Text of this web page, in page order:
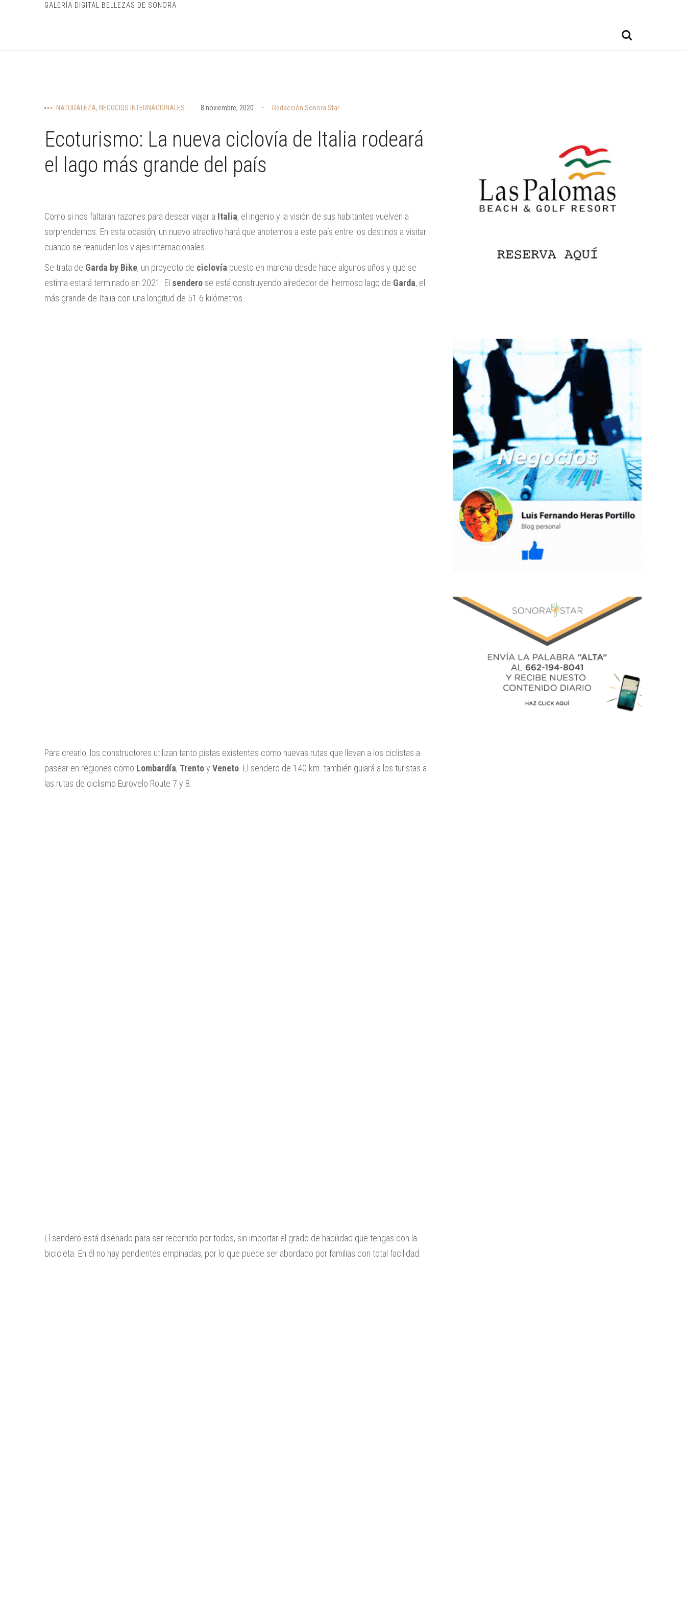
GALERÍA DIGITAL BELLEZAS DE SONORA
NATURALEZA, NEGOCIOS INTERNACIONALES 8 noviembre, 2020 Redacción Sonora Star
Ecoturismo: La nueva ciclovía de Italia rodeará
el lago más grande del país
Como si nos faltaran razones para desear viajar a Italia, el ingenio y la visión de sus habitantes vuelven a
sorprendernos. En esta ocasión, un nuevo atractivo hará que anotemos a este país entre los destinos a visitar
cuando se reanuden los viajes internacionales.
Se trata de Garda by Bike, un proyecto de ciclovía puesto en marcha desde hace algunos años y que se
estima estará terminado en 2021. El sendero se está construyendo alrededor del hermoso lago de Garda, el
más grande de Italia con una longitud de 51.6 kilómetros.
Para crearlo, los constructores utilizan tanto pistas existentes como nuevas rutas que llevan a los ciclistas a
pasear en regiones como Lombardía, Trentoy Veneto . El sendero de 140 km. también guiará a los turistas a
las rutas de ciclismo Eurovelo Route 7 y 8.
El sendero está diseñado para ser recorrido por todos, sin importar el grado de habilidad que tengas con la
bicicleta. En él no hay pendientes empinadas, por lo que puede ser abordado por familias con total facilidad.